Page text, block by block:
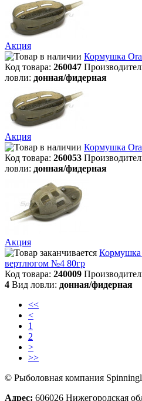
Акция
Кормушка
Код товара: 260047
ловли: донная/фидерная
Акция
Кормушка
Код товара: 260053
ловли: донная/фидерная
Акция
Кормушка
вертлюгом №4 80гр
Код товара: 240009
4 Вид ловли: донная/фидерная
<<
<
1
2
>
>>
© Рыболовная компания
Адрес: 606026 Нижегородская